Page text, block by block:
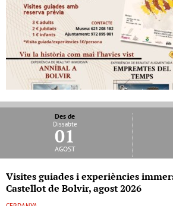
Des de
Dissabte
01
agost
Visites guiades i experiències
Castellot de Bolvir, agost 2026